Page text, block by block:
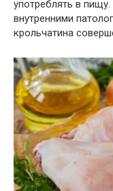
употреблять в
внутренними
крольчатина